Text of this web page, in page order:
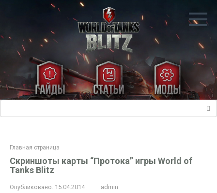
Главная страница
Скриншоты карты “Протока” игры World of
Tanks Blitz
Опубликовано: 15.04.2014 admin